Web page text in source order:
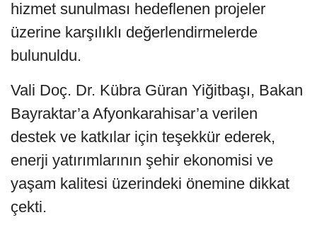
hizmet sunulması hedeflenen projeler
üzerine karşılıklı değerlendirmelerde
bulunuldu.
Vali Doç. Dr. Kübra Güran Yiğitbaşı, Bakan
Bayraktar’a Afyonkarahisar’a verilen
destek ve katkılar için teşekkür ederek,
enerji yatırımlarının şehir ekonomisi ve
yaşam kalitesi üzerindeki önemine dikkat
çekti.